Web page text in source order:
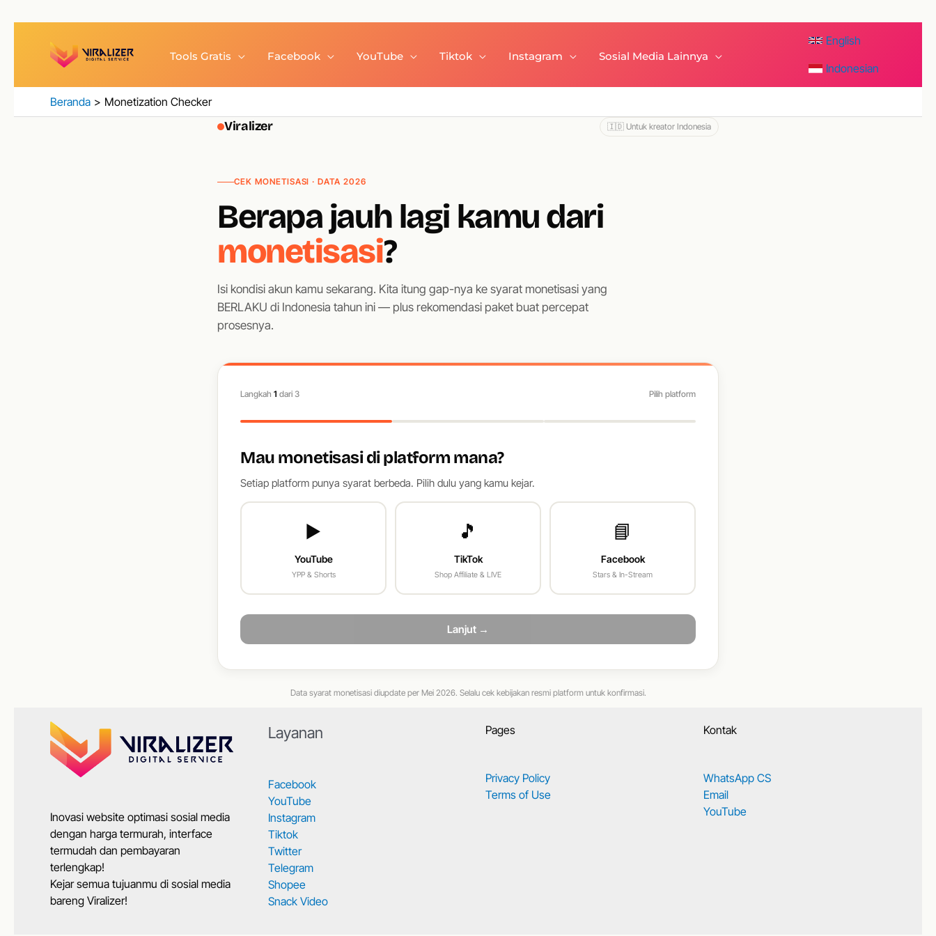
Tools Gratis Facebook YouTube Tiktok Instagram Sosial Media Lainnya
English
Indonesian
Beranda Monetization Checker
Viralizer 🇮🇩 Untuk kreator Indonesia
CEK MONETISASI · DATA 2026
Berapa jauh lagi kamu dari
monetisasi?
Isi kondisi akun kamu sekarang. Kita itung gap-nya ke syarat monetisasi yang
BERLAKU di Indonesia tahun ini — plus rekomendasi paket buat percepat
prosesnya.
Langkah 1 dari 3 Pilih platform
Mau monetisasi di platform mana?
Setiap platform punya syarat berbeda. Pilih dulu yang kamu kejar.
▶️
YouTube
YPP & Shorts
🎵
TikTok
Shop Affiliate & LIVE
📘
Facebook
Stars & In-Stream
Lanjut →
Data syarat monetisasi diupdate per Mei 2026. Selalu cek kebijakan resmi platform untuk konfirmasi.
Inovasi website optimasi sosial media
dengan harga termurah, interface
termudah dan pembayaran
terlengkap!
Kejar semua tujuanmu di sosial media
bareng Viralizer!
Layanan
Facebook
YouTube
Instagram
Tiktok
Twitter
Telegram
Shopee
Snack Video
Pages
Privacy Policy
Terms of Use
Kontak
WhatsApp CS
Email
YouTube